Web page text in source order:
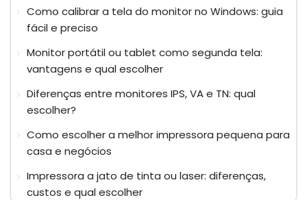
Como calibrar a tela do monitor no Windows: guia
fácil e preciso
Monitor portátil ou tablet como segunda tela:
vantagens e qual escolher
Diferenças entre monitores IPS, VA e TN: qual
escolher?
Como escolher a melhor impressora pequena para
casa e negócios
Impressora a jato de tinta ou laser: diferenças,
custos e qual escolher